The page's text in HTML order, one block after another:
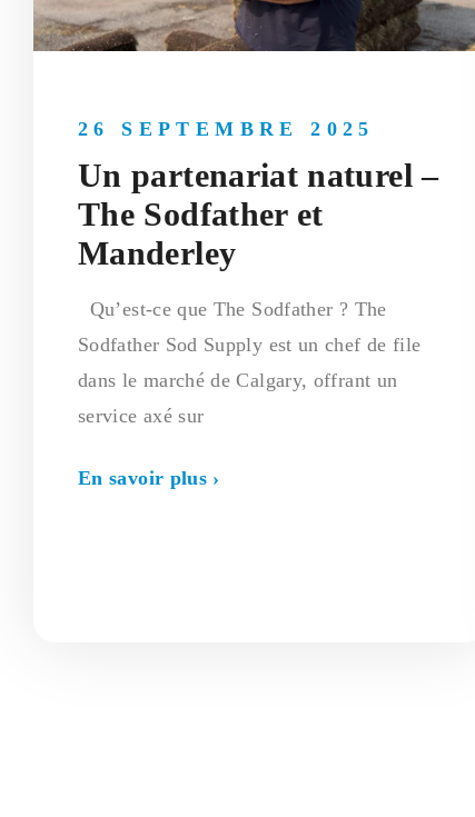
Un partenariat naturel –
The Sodfather et
Manderley
26 SEPTEMBRE 2025
Qu’est-ce que The Sodfather ? The
Sodfather Sod Supply est un chef de file
dans le marché de Calgary, offrant un
service axé sur
En savoir plus ›